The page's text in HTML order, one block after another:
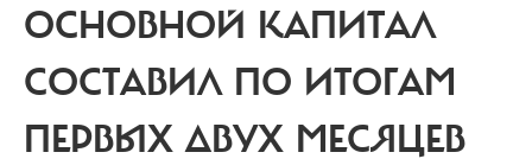
ОСНОВНОЙ КАПИТАЛ
СОСТАВИЛ ПО ИТОГАМ
ПЕРВЫХ ДВУХ МЕСЯЦЕВ